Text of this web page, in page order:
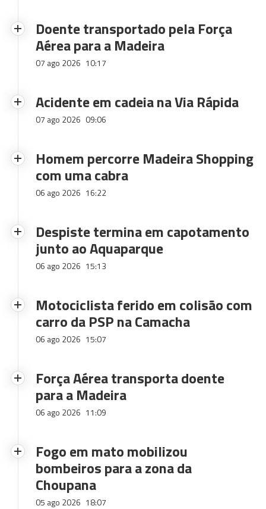
Doente transportado pela Força
Aérea para a Madeira
07 ago 2026 10:17
Acidente em cadeia na Via Rápida
07 ago 2026 09:06
Homem percorre Madeira Shopping
com uma cabra
06 ago 2026 16:22
Despiste termina em capotamento
junto ao Aquaparque
06 ago 2026 15:13
Motociclista ferido em colisão com
carro da PSP na Camacha
06 ago 2026 15:07
Força Aérea transporta doente
para a Madeira
06 ago 2026 11:09
Fogo em mato mobilizou
bombeiros para a zona da
Choupana
05 ago 2026 18:07